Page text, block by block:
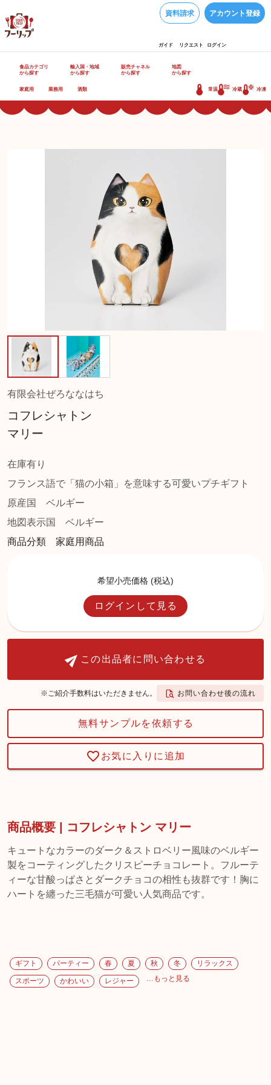
資料請求 アカウント登録
ガイド リクエスト ログイン
食品カテゴリ
から探す
輸入国・地域
から探す
販売チャネル
から探す
地図
から探す
家庭用 業務用 酒類 常温 冷蔵 冷凍
有限会社ぜろななはち
コフレシャトン
マリー
在庫有り
フランス語で「猫の小箱」を意味する可愛いプチギフト
原産国
ベルギー
地図表示国
ベルギー
商品分類 家庭用商品
希望小売価格 (税込)
ログインして見る
この出品者に問い合わせる
※ご紹介手数料はいただきません。 お問い合わせ後の流れ
無料サンプルを依頼する
お気に入りに追加
商品概要 | コフレシャトン マリー
キュートなカラーのダーク＆ストロベリー風味のベルギー
製をコーティングしたクリスピーチョコレート。フルーテ
ィーな甘酸っぱさとダークチョコの相性も抜群です！胸に
ハートを纏った三毛猫が可愛い人気商品です。
ギフト パーティー 春 夏 秋 冬 リラックス
スポーツ かわいい レジャー …もっと見る